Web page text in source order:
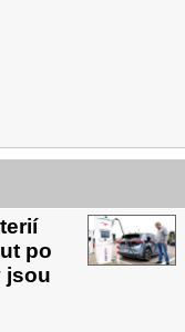
po
jsou